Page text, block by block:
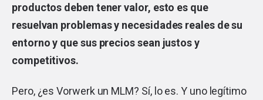
productos deben tener valor, esto es que
resuelvan problemas y necesidades reales de su
entorno y que sus precios sean justos y
competitivos.
Pero, ¿es Vorwerk un MLM? Sí, lo es. Y uno legítimo